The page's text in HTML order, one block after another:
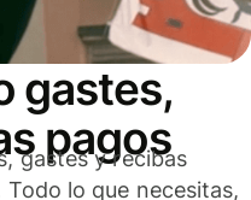
gastes,
pagos
gastes y recibas
lo que necesitas,